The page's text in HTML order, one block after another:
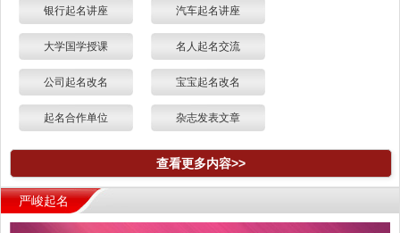
银行起名讲座 汽车起名讲座
大学国学授课 名人起名交流
公司起名改名 宝宝起名改名
起名合作单位 杂志发表文章
查看更多内容>>
严峻起名